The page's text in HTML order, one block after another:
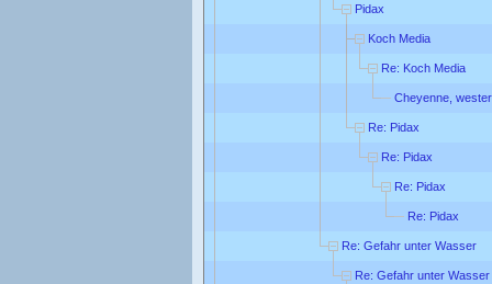
Pidax
Koch Media
Re: Koch Media
Cheyenne,
Re: Pidax
Re: Pidax
Re: Pidax
Re: Pidax
Re: Gefahr unter Wasser
Re: Gefahr unter Wasser